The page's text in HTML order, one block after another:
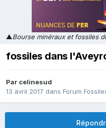
▲Bourse minéraux et fossiles
fossiles dans
Par celinesud
13 avril 2017 dans Forum